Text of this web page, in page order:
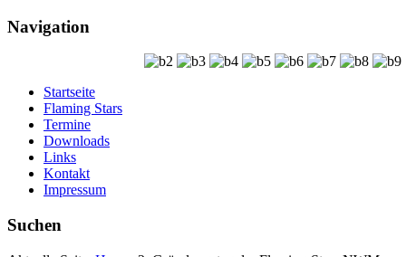
Navigation
Startseite
Flaming Stars
Termine
Downloads
Links
Kontakt
Impressum
Suchen